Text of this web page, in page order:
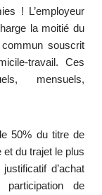
! L’employeur
la moitié du
souscrit
travail. Ces
mensuels,
50% du titre de
et du trajet le plus
d’achat
de